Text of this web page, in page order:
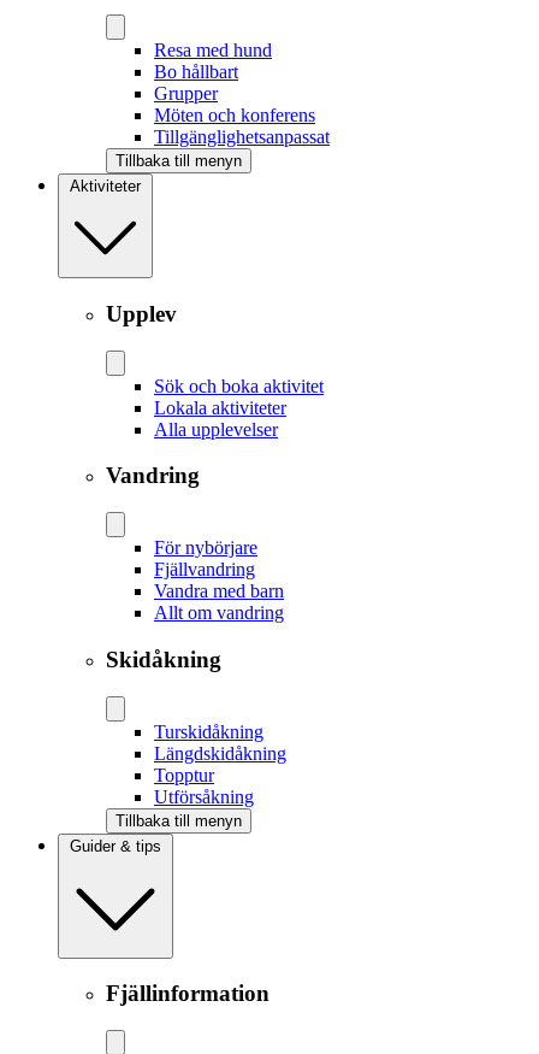
Resa med hund
Bo hållbart
Grupper
Möten och konferens
Tillgänglighetsanpassat
Tillbaka till menyn
Aktiviteter
Upplev
Sök och boka aktivitet
Lokala aktiviteter
Alla upplevelser
Vandring
För nybörjare
Fjällvandring
Vandra med barn
Allt om vandring
Skidåkning
Tur­skidåkning
Längd­skidåkning
Topptur
Utförsåkning
Tillbaka till menyn
Guider & tips
Fjällinformation